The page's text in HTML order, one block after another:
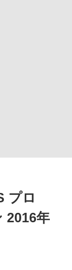
プロ
2016年